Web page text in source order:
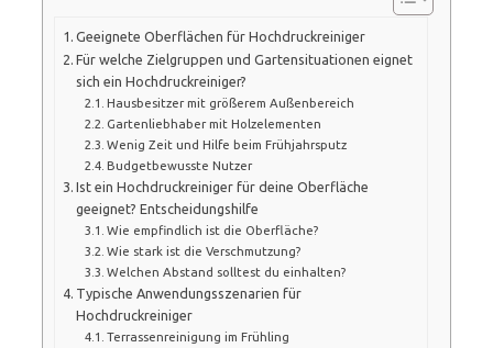
Geeignete Oberflächen für Hochdruckreiniger
Für welche Zielgruppen und Gartensituationen eignet
sich ein Hochdruckreiniger?
Hausbesitzer mit größerem Außenbereich
Gartenliebhaber mit Holzelementen
Wenig Zeit und Hilfe beim Frühjahrsputz
Budgetbewusste Nutzer
Ist ein Hochdruckreiniger für deine Oberfläche
geeignet? Entscheidungshilfe
Wie empfindlich ist die Oberfläche?
Wie stark ist die Verschmutzung?
Welchen Abstand solltest du einhalten?
Typische Anwendungsszenarien für
Hochdruckreiniger
Terrassenreinigung im Frühling